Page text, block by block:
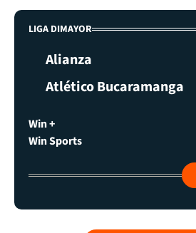
LIGA DIMAYOR
Alianza
Atlético Bucaramanga
Win +
Win Sports